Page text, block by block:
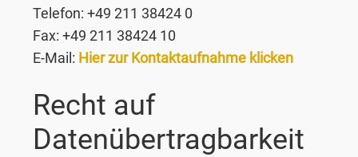
Telefon: +49 211 38424 0
Fax: +49 211 38424 10
E-Mail: Hier zur Kontaktaufnahme klicken
Recht auf
Datenübertragbarkeit